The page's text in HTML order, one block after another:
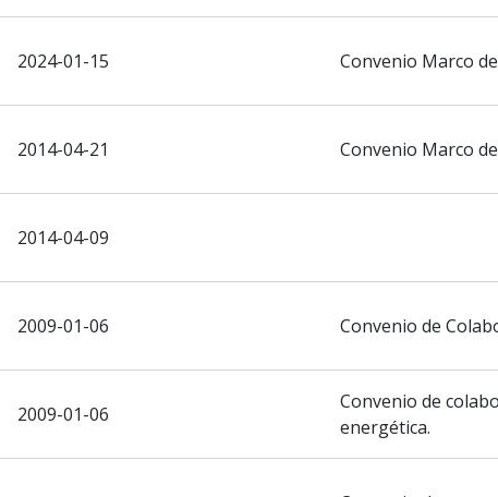
2024-01-15 Convenio Marco
2014-04-21 Convenio Marco
2014-04-09
2009-01-06 Convenio de
2009-01-06
Convenio de
energética.